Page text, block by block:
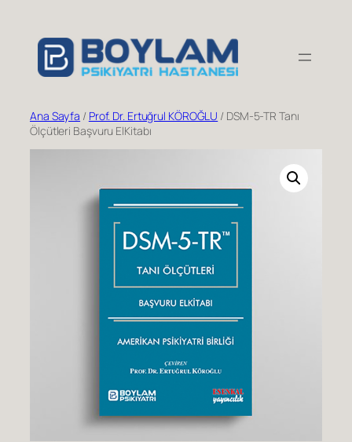
Ana Sayfa / Prof. Dr. Ertuğrul KÖROĞLU / DSM-5-TR Tanı
Ölçütleri Başvuru ElKitabı